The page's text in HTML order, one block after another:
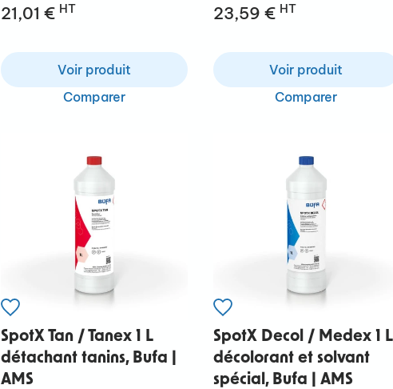
21,01 € HT
Voir produit
Comparer
23,59 € HT
Voir produit
Comparer
SpotX Tan / Tanex 1 L
détachant tanins, Bufa |
AMS
SpotX Decol / Medex 1 L
décolorant et solvant
spécial, Bufa | AMS